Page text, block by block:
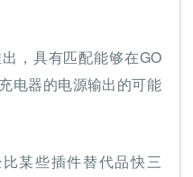
，具有匹配能够在GO
电器的电源输出的可能
某些插件替代品快三